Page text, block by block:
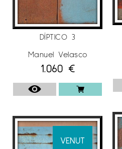
DÍPTICO 3
Manuel Velasco
1.060 €
VENUT